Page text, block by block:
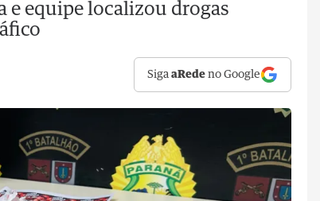
e equipe localizou drogas
SigaaRede no Google